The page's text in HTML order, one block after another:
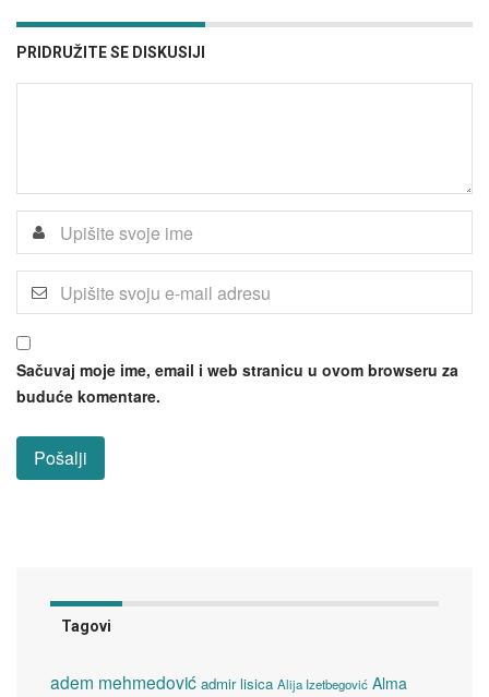
PRIDRUŽITE SE DISKUSIJI
Sačuvaj moje ime, email i web stranicu u ovom browseru za
buduće komentare.
Tagovi
adem mehmedović admir lisica Alija Izetbegović Alma